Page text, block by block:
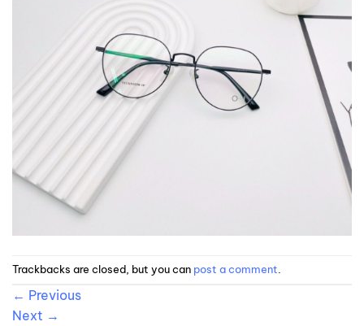
Trackbacks are closed, but you can post a comment.
← Previous
Next →